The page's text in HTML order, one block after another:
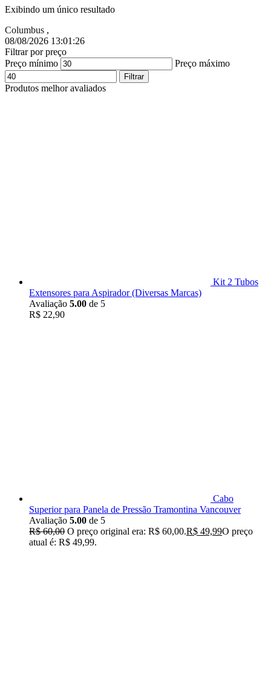
Exibindo um único resultado
Columbus ,
08/08/2026 13:01:27
Filtrar por preço
Preço mínimo
Preço máximo
Filtrar
Produtos melhor avaliados
Kit 2 Tubos
Extensores para Aspirador (Diversas Marcas)
Avaliação 5.00 de 5
R$ 22,90
Cabo
Superior para Panela de Pressão Tramontina Vancouver
Avaliação 5.00 de 5
R$60,00 O preço original era: R$ 60,00.R$ 49,99O preço
atual é: R$ 49,99.